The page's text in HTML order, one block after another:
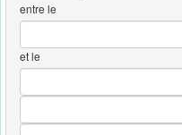
entre le
et le